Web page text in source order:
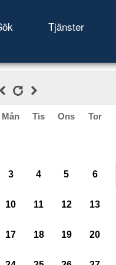
Tjänster
Mån Tis Ons Tor
3 4 5 6
10 11 12 13
17 18 19 20